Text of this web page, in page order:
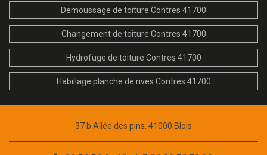
Demoussage de toiture Contres 41700
Changement de toiture Contres 41700
Hydrofuge de toiture Contres 41700
Habillage planche de rives Contres 41700
37 b Allée des pins, 41000 Blois